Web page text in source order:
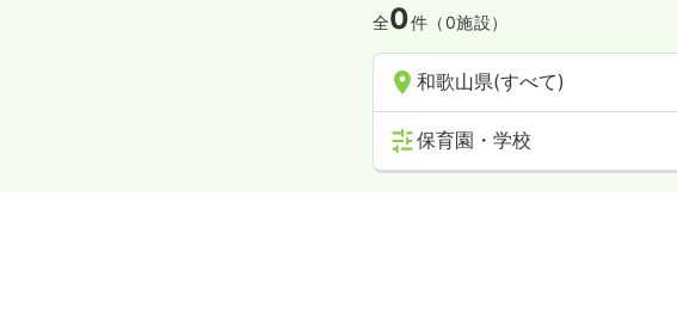
全0件（0施設）
和歌山県(すべて)
保育園・学校